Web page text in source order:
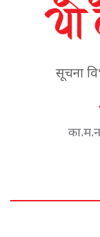
सूचना